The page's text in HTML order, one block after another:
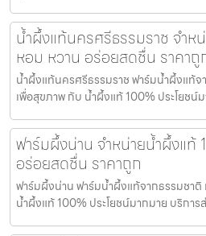
น้ำผึ้งแท้นครศรีธรรมราช จำห
หอม หวาน อร่อยสดชื่น ราคาถู
น้ำผึ้งแท้นครศรีธรรมราช ฟาร์มน้ำผึ้งแท้
เพื่อสุขภาพ กับ น้ำผึ้งแท้ 100% ประโยชน์
ฟาร์มผึ้งน่าน จำหน่ายน้ำผึ้งแท้
อร่อยสดชื่น ราคาถูก
ฟาร์มผึ้งน่าน ฟาร์มน้ำผึ้งแท้จากธรรมชา
น้ำผึ้งแท้ 100% ประโยชน์มากมาย บริการ